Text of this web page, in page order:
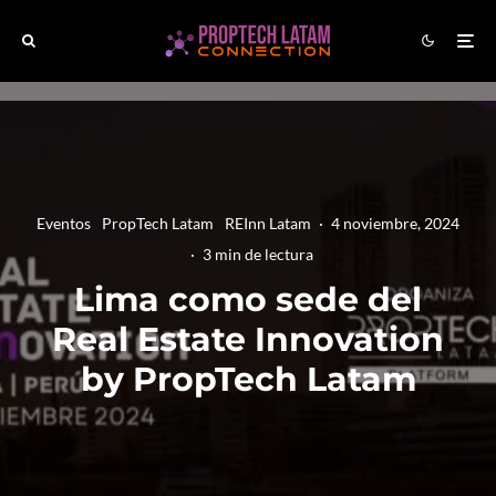
Eventos PropTech Latam REInn Latam · 4 noviembre, 2024
· 3 min de lectura
Lima como sede del
Real Estate Innovation
by PropTech Latam